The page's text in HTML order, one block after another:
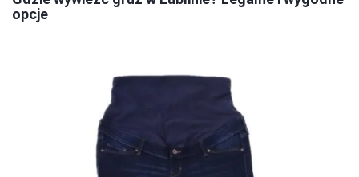
opcje